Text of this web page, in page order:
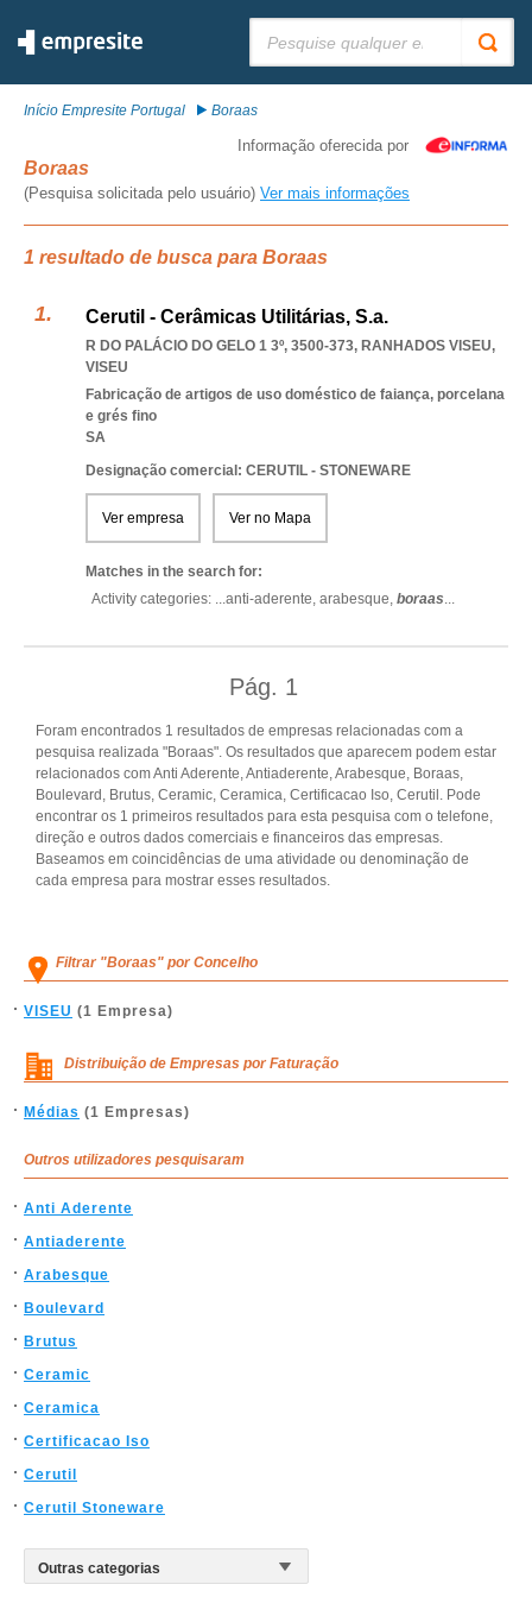
Início Empresite Portugal Boraas
Informação oferecida por
Boraas
(Pesquisa solicitada pelo usuário) Ver mais informações
1 resultado de busca para Boraas
Cerutil - Cerâmicas Utilitárias, S.a.
R DO PALÁCIO DO GELO 1 3º, 3500-373, RANHADOS VISEU,
VISEU
Fabricação de artigos de uso doméstico de faiança, porcelana
e grés fino
SA
Designação comercial: CERUTIL - STONEWARE
Ver empresa Ver no Mapa
Matches in the search for:
Activity categories: ...anti-aderente, arabesque, boraas...
Pág. 1
Foram encontrados 1 resultados de empresas relacionadas com a
pesquisa realizada "Boraas". Os resultados que aparecem podem estar
relacionados com Anti Aderente, Antiaderente, Arabesque, Boraas,
Boulevard, Brutus, Ceramic, Ceramica, Certificacao Iso, Cerutil. Pode
encontrar os 1 primeiros resultados para esta pesquisa com o telefone,
direção e outros dados comerciais e financeiros das empresas.
Baseamos em coincidências de uma atividade ou denominação de
cada empresa para mostrar esses resultados.
Filtrar "Boraas" por Concelho
VISEU (1 Empresa)
Distribuição de Empresas por Faturação
Médias (1 Empresas)
Outros utilizadores pesquisaram
Anti Aderente
Antiaderente
Arabesque
Boulevard
Brutus
Ceramic
Ceramica
Certificacao Iso
Cerutil
Cerutil Stoneware